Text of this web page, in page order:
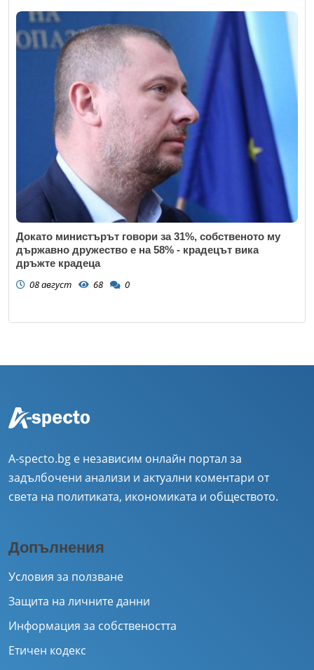
Докато министърът говори за 31%, собственото му
държавно дружество е на 58% - крадецът вика
дръжте крадеца
08 август 68 0
A-specto.bg е независим онлайн портал за
задълбочени анализи и актуални коментари от
света на политиката, икономиката и обществото.
Допълнения
Условия за ползване
Защита на личните данни
Информация за собствеността
Етичен кодекс